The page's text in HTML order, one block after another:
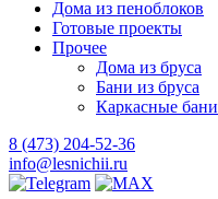
Дома из пеноблоков
Готовые проекты
Прочее
Дома из бруса
Бани из бруса
Каркасные бани
8 (473) 204-52-36
info@lesnichii.ru